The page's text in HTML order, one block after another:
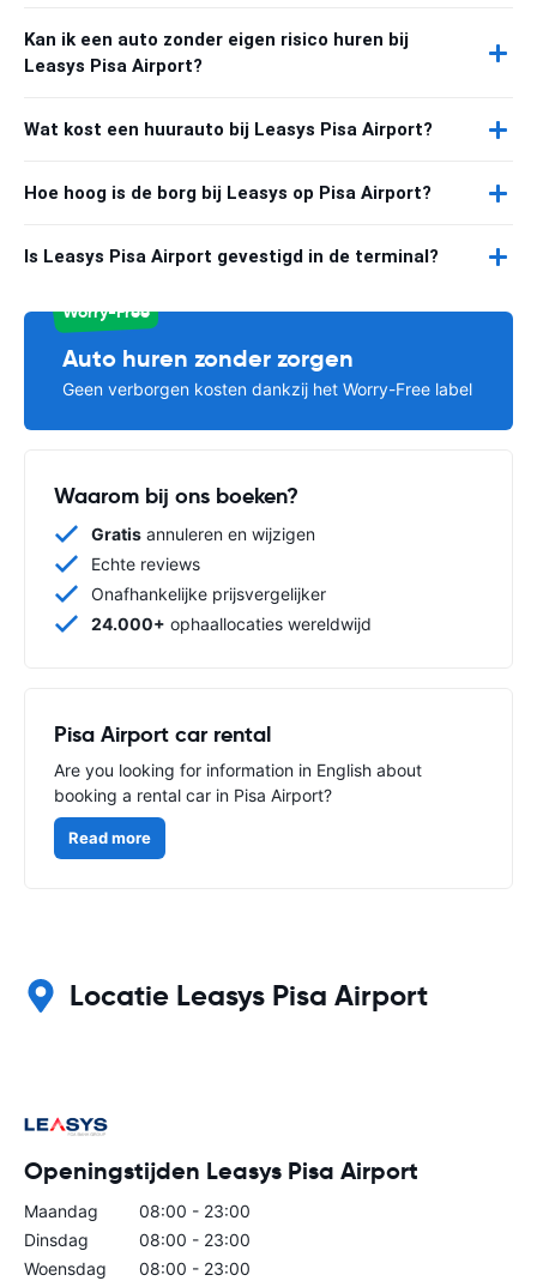
Kan ik een auto zonder eigen risico huren bij
Leasys Pisa Airport?
Wat kost een huurauto bij Leasys Pisa Airport?
Hoe hoog is de borg bij Leasys op Pisa Airport?
Is Leasys Pisa Airport gevestigd in de terminal?
Worry-Free
Auto huren zonder zorgen
Geen verborgen kosten dankzij het Worry-Free label
Waarom bij ons boeken?
Gratis annuleren en wijzigen
Echte reviews
Onafhankelijke prijsvergelijker
24.000+ ophaallocaties wereldwijd
Pisa Airport car rental
Are you looking for information in English about
booking a rental car in Pisa Airport?
Read more
Locatie Leasys Pisa Airport
Openingstijden Leasys Pisa Airport
Maandag
08:00 - 23:00
Dinsdag
08:00 - 23:00
Woensdag
08:00 - 23:00